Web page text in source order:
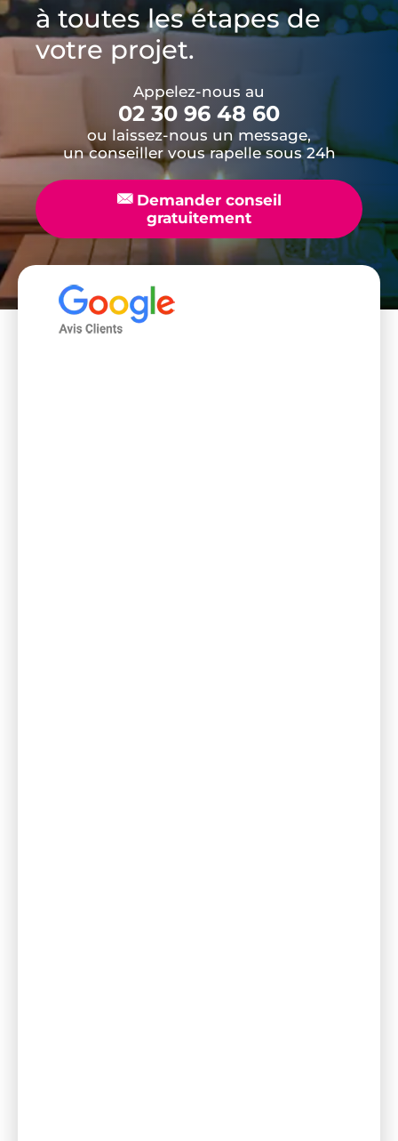
à toutes les étapes de
votre projet.
Appelez-nous au
02 30 96 48 60
ou laissez-nous un message,
un conseiller vous rapelle sous 24h
📧Demander conseil
gratuitement